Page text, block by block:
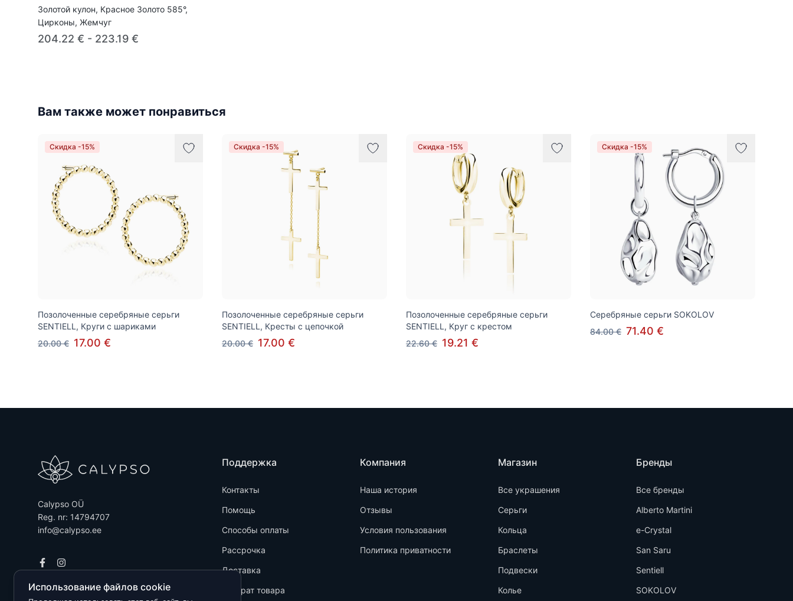
Золотой кулон, Красное Золото 585°,
Цирконы, Жемчуг
204.22 € - 223.19 €
Вам также может понравиться
Скидка -15%
Позолоченные серебряные серьги
SENTIELL, Круги с шариками
20.00 € 17.00 €
Скидка -15%
Позолоченные серебряные серьги
SENTIELL, Кресты с цепочкой
20.00 € 17.00 €
Скидка -15%
Позолоченные серебряные серьги
SENTIELL, Круг с крестом
22.60 € 19.21 €
Скидка -15%
Серебряные серьги SOKOLOV
84.00 € 71.40 €
Calypso OÜ
Reg. nr: 14794707
info@calypso.ee
Поддержка
Контакты
Помощь
Способы оплаты
Рассрочка
Доставка
Возврат товара
Компания
Наша история
Отзывы
Условия пользования
Политика приватности
Магазин
Все украшения
Серьги
Кольца
Браслеты
Подвески
Колье
Бренды
Все бренды
Alberto Martini
e-Crystal
San Saru
Sentiell
SOKOLOV
Использование файлов cookie